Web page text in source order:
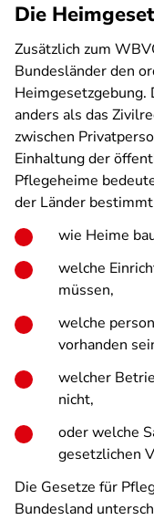
Die
Zusätzlich zum
Bundesländer den
Heimgesetzgebung.
anders als das
zwischen
Einhaltung der
Pflegeheime
der Länder
wie Heime
welche
müssen,
welche
vorhanden
welcher
nicht,
oder welche
gesetzlichen
Die Gesetze für
Bundesland